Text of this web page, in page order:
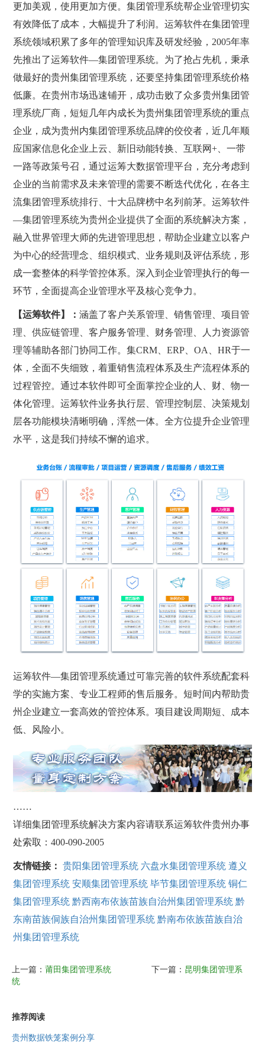
更加美观，使用更加方便。集团管理系统帮企业管理切实
有效降低了成本，大幅提升了利润。运筹软件在集团管理
系统领域积累了多年的管理知识库及研发经验，2005年率
先推出了运筹软件—集团管理系统。为了抢占先机，秉承
做最好的贵州集团管理系统，还要坚持集团管理系统价格
低廉。在贵州市场迅速铺开，成功击败了众多贵州集团管
理系统厂商，短短几年内成长为贵州集团管理系统的重点
企业，成为贵州内集团管理系统品牌的佼佼者，近几年顺
应国家信息化企业上云、新旧动能转换、互联网+、一带
一路等政策号召，通过运筹大数据管理平台，充分考虑到
企业的当前需求及未来管理的需要不断迭代优化，在各主
流集团管理系统排行、十大品牌榜中名列前茅。运筹软件
—集团管理系统为贵州企业提供了全面的系统解决方案，
融入世界管理大师的先进管理思想，帮助企业建立以客户
为中心的经营理念、组织模式、业务规则及评估系统，形
成一套整体的科学管控体系。深入到企业管理执行的每一
环节，全面提高企业管理水平及核心竞争力。
【运筹软件】：涵盖了客户关系管理、销售管理、项目管
理、供应链管理、客户服务管理、财务管理、人力资源管
理等辅助各部门协同工作。集CRM、ERP、OA、HR于一
体，全面不失细致，着重销售流程体系及生产流程体系的
过程管控。通过本软件即可全面掌控企业的人、财、物一
体化管理。运筹软件业务执行层、管理控制层、决策规划
层各功能模块清晰明确，浑然一体。全方位提升企业管理
水平，这是我们持续不懈的追求。
运筹软件—集团管理系统通过可靠完善的软件系统配套科
学的实施方案、专业工程师的售后服务。短时间内帮助贵
州企业建立一套高效的管控体系。项目建设周期短、成本
低、风险小。
……
详细集团管理系统解决方案内容请联系运筹软件贵州办事
处索取：400-090-2005
友情链接： 贵阳集团管理系统 六盘水集团管理系统 遵义
集团管理系统 安顺集团管理系统 毕节集团管理系统 铜仁
集团管理系统 黔西南布依族苗族自治州集团管理系统 黔
东南苗族侗族自治州集团管理系统 黔南布依族苗族自治
州集团管理系统
上一篇： 莆田集团管理系统 下一篇： 昆明集团管理系
统
推荐阅读
贵州数据铁笼案例分享